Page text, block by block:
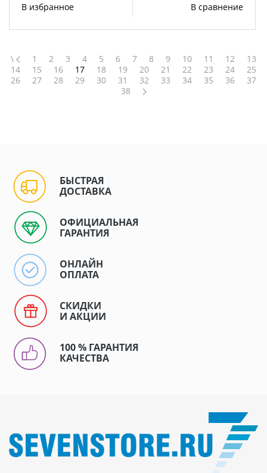
В избранное В сравнение
\ 1 2 3 4 5 6 7 8 9 10 11 12
13
14
15 16 17 18 19 20 21 22 23 24
25
26
27 28 29 30 31 32 33 34 35 36
37
38
БЫСТРАЯ
ДОСТАВКА
ОФИЦИАЛЬНАЯ
ГАРАНТИЯ
ОНЛАЙН
ОПЛАТА
СКИДКИ
И АКЦИИ
100 % ГАРАНТИЯ
КАЧЕСТВА